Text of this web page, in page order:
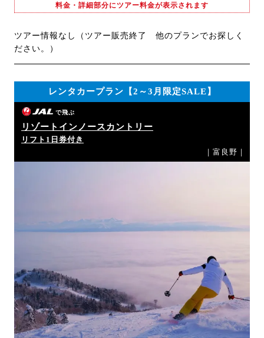
料金・詳細部分にツアー料金が表示されます
ツアー情報なし（ツアー販売終了 他のプランでお探しく
ださい。）
レンタカープラン【2～3月限定SALE】
で飛ぶ
リゾートインノースカントリー
リフト1日券付き
｜富良野｜